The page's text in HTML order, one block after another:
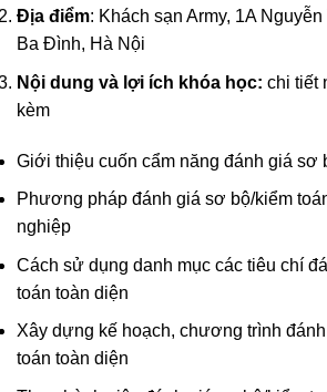
Địa điểm: Khách sạn Army, 1A
Ba Đình, Hà Nội
Nội dung và lợi ích khóa học: chi tiết
kèm
Giới thiệu cuốn cẩm năng đánh giá sơ
Phương pháp đánh giá sơ bộ/kiểm
nghiệp
Cách sử dụng danh mục các tiêu chí
toán toàn diện
Xây dựng kế hoạch, chương trình
toán toàn diện